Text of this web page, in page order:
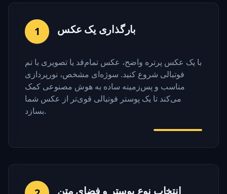
1 بارگذاری یک عکس
با یک عکس پرتره واضح، عکس تمام‌قد یا تصویری با تم
فوتبالی شروع کنید. سوژه‌ای مشخص، نورپردازی
مناسب و پس‌زمینه ساده به هوش مصنوعی کمک
می‌کند تا یک پوستر فوتبالی قوی‌تر از عکس شما
بسازد.
انتخاب نوع پوستر و فضای متن